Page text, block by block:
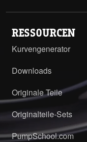
RESSOURCEN
Kurvengenerator
Downloads
Originale Teile
Originalteile-Sets
PumpSchool.com